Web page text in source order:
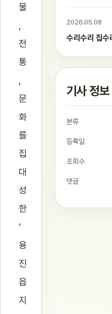
물
전
통
문
화
를
집
대
성
한
‘
용
진
읍
지
2026.05.08
수리수리 집수
기사 정보
분류
등록일
조회수
댓글